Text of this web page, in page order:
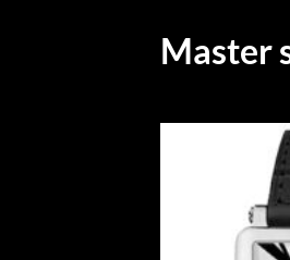
Master